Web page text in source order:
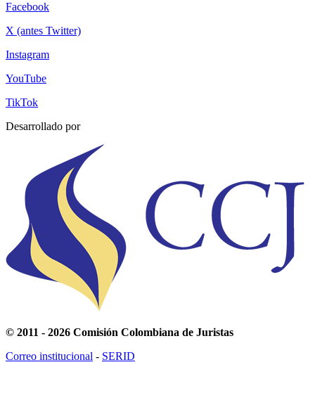
Facebook
X (antes Twitter)
Instagram
YouTube
TikTok
Desarrollado por
© 2011 - 2026 Comisión Colombiana de Juristas
Correo institucional - SERID